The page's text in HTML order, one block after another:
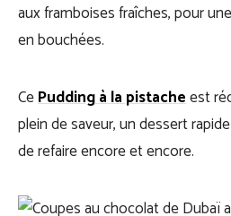
aux framboises fraîches, pour
en bouchées.
CePudding à la pistacheest
plein de saveur, un dessert
de refaire encore et encore.